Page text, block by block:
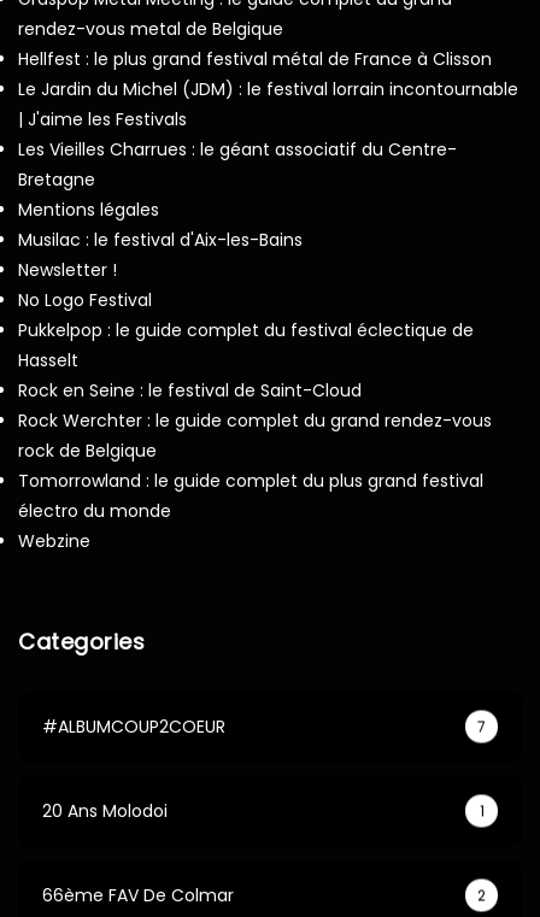
rendez-vous metal de Belgique
Hellfest : le plus grand festival métal de France à Clisson
Le Jardin du Michel (JDM) : le festival lorrain incontournable
| J'aime les Festivals
Les Vieilles Charrues : le géant associatif du Centre-
Bretagne
Mentions légales
Musilac : le festival d'Aix-les-Bains
Newsletter !
No Logo Festival
Pukkelpop : le guide complet du festival éclectique de
Hasselt
Rock en Seine : le festival de Saint-Cloud
Rock Werchter : le guide complet du grand rendez-vous
rock de Belgique
Tomorrowland : le guide complet du plus grand festival
électro du monde
Webzine
Categories
#ALBUMCOUP2COEUR 7
20 Ans Molodoi 1
66ème FAV De Colmar 2